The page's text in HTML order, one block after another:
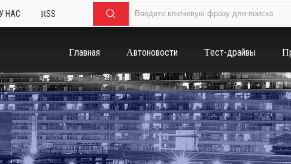
НАС RSS
Главная Автоновости Тест-драйвы